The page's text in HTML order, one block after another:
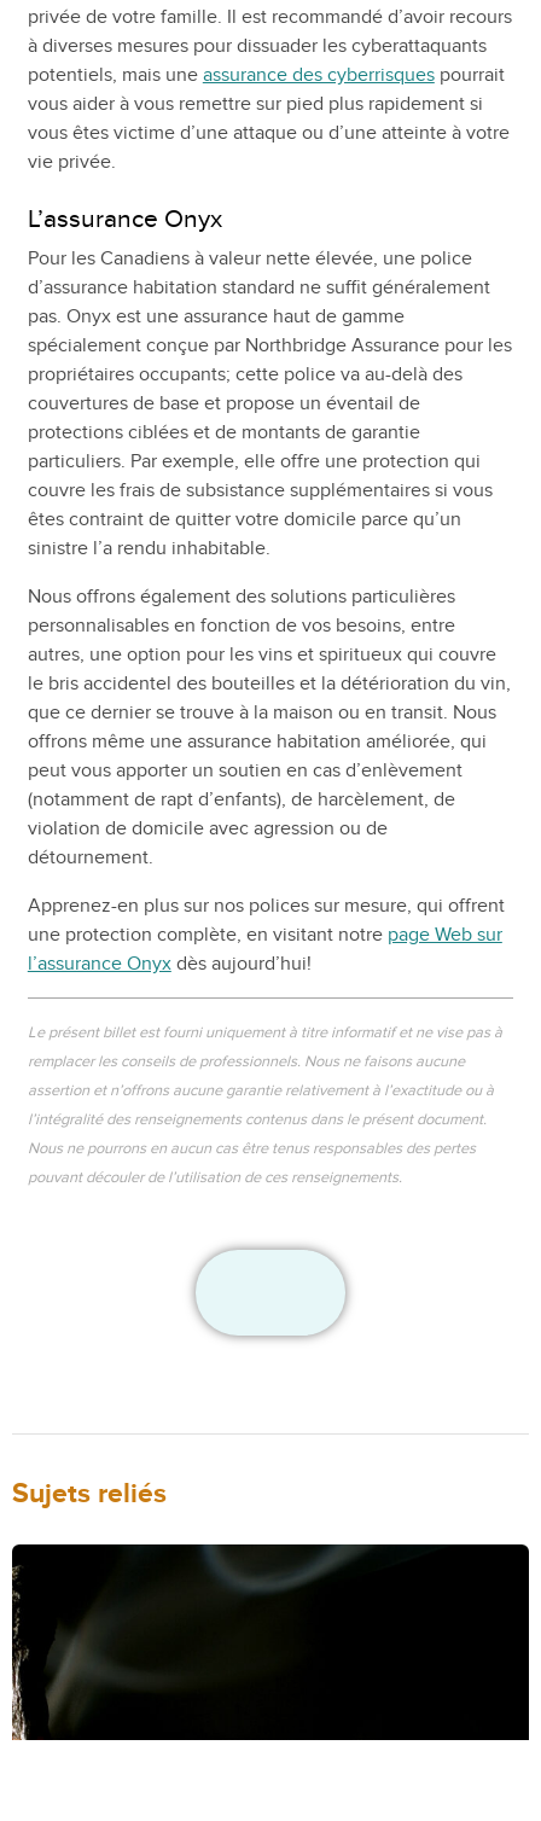
privée de votre famille. Il est recommandé d’avoir recours
à diverses mesures pour dissuader les cyberattaquants
potentiels, mais une assurance des cyberrisquespourrait
vous aider à vous remettre sur pied plus rapidement si
vous êtes victime d’une attaque ou d’une atteinte à votre
vie privée.
L’assurance Onyx
Pour les Canadiens à valeur nette élevée, une police
d’assurance habitation standard ne suffit généralement
pas. Onyx est une assurance haut de gamme
spécialement conçue par Northbridge Assurance pour les
propriétaires occupants; cette police va au-delà des
couvertures de base et propose un éventail de
protections ciblées et de montants de garantie
particuliers. Par exemple, elle offre une protection qui
couvre les frais de subsistance supplémentaires si vous
êtes contraint de quitter votre domicile parce qu’un
sinistre l’a rendu inhabitable.
Nous offrons également des solutions particulières
personnalisables en fonction de vos besoins, entre
autres, une option pour les vins et spiritueux qui couvre
le bris accidentel des bouteilles et la détérioration du vin,
que ce dernier se trouve à la maison ou en transit. Nous
offrons même une assurance habitation améliorée, qui
peut vous apporter un soutien en cas d’enlèvement
(notamment de rapt d’enfants), de harcèlement, de
violation de domicile avec agression ou de
détournement.
Apprenez-en plus sur nos polices sur mesure, qui offrent
une protection complète, en visitant notre page Web sur
l’assurance Onyxdès aujourd’hui!
Le présent billet est fourni uniquement à titre informatif et ne vise pas à
remplacer les conseils de professionnels. Nous ne faisons aucune
assertion et n’offrons aucune garantie relativement à l’exactitude ou à
l’intégralité des renseignements contenus dans le présent document.
Nous ne pourrons en aucun cas être tenus responsables des pertes
pouvant découler de l’utilisation de ces renseignements.
Sujets reliés